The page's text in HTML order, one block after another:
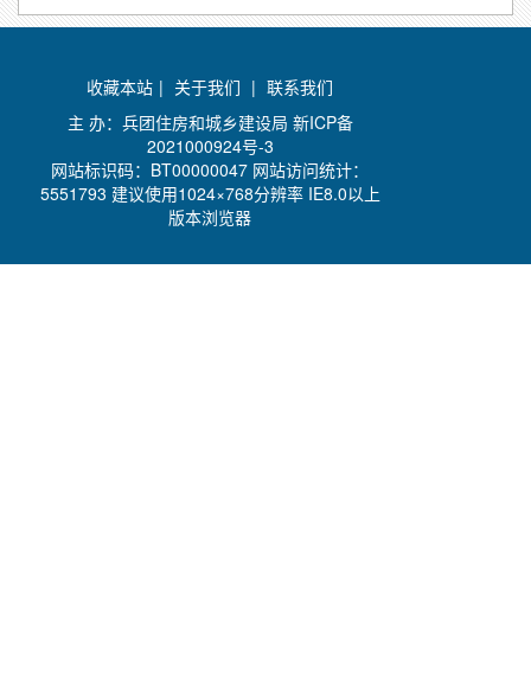
收藏本站 | 关于我们 | 联系我们
主 办：兵团住房和城乡建设局 新ICP备
2021000924号-3
网站标识码：BT00000047 网站访问统计：
5551793 建议使用1024×768分辨率 IE8.0以上
版本浏览器